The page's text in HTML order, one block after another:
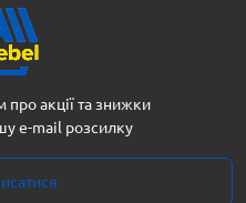
акції та знижки
e-mail розсилку